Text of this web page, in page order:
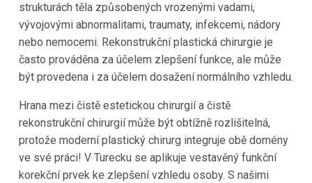
strukturách těla způsobených vrozenými vadami,
vývojovými abnormalitami, traumaty, infekcemi, nádory
nebo nemocemi. Rekonstrukční plastická chirurgie je
často prováděna za účelem zlepšení funkce, ale může
být provedena i za účelem dosažení normálního vzhledu.
Hrana mezi čistě estetickou chirurgií a čistě
rekonstrukční chirurgií může být obtížně rozlišitelná,
protože moderní plastický chirurg integruje obě domény
ve své práci! V Turecku se aplikuje vestavěný funkční
korekční prvek ke zlepšení vzhledu osoby. S našimi